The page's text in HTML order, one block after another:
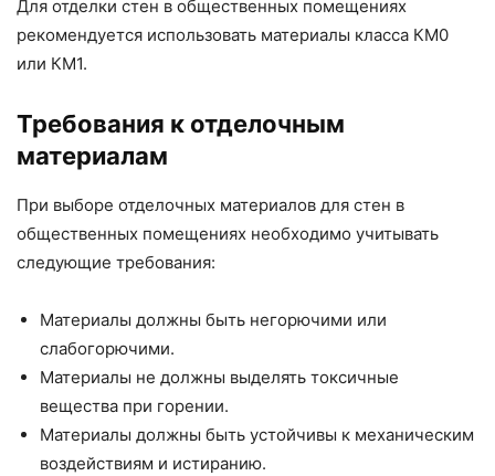
Для отделки стен в общественных помещениях
рекомендуется использовать материалы класса КМ0
или КМ1.
Требования к отделочным
материалам
При выборе отделочных материалов для стен в
общественных помещениях необходимо учитывать
следующие требования:
Материалы должны быть негорючими или
слабогорючими.
Материалы не должны выделять токсичные
вещества при горении.
Материалы должны быть устойчивы к механическим
воздействиям и истиранию.